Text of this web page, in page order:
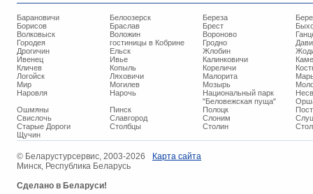
Барановичи Белоозерск Береза
Борисов
Браслав Брест
Волковыск
Воложин Вороново
Городея
гостиницы в Кобрине Гродно
Дрогичин
Ельск Жлобин
Ивенец
Ивье Калинковичи
Кличев
Копыль Кореличи
Логойск
Ляховичи Малорита
Мир
Могилев Мозырь
Наровля
Нарочь
Национальный парк
"Беловежская пуща"
Ошмяны
Пинск Полоцк
Свислочь
Славгород Слоним
Старые Дороги
Столбцы Столин
Щучин
© ​Беларустурсервис, 2003-2026
Минск, Республика Беларусь
Сделано в Беларуси!
Карта сайта